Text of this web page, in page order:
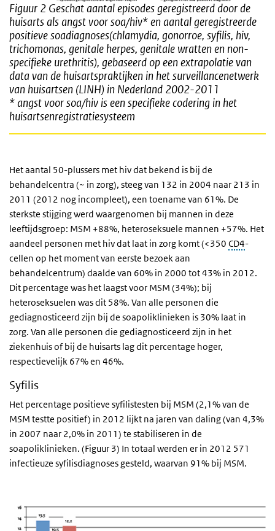
Figuur 2 Geschat aantal episodes geregistreerd door de
huisarts als angst voor soa/hiv* en aantal geregistreerde
positieve soadiagnoses(chlamydia, gonorroe, syfilis, hiv,
trichomonas, genitale herpes, genitale wratten en non-
specifieke urethritis), gebaseerd op een extrapolatie van
data van de huisartspraktijken in het surveillancenetwerk
van huisartsen (LINH) in Nederland 2002-2011
* angst voor soa/hiv is een specifieke codering in het
huisartsenregistratiesysteem
Het aantal 50-plussers met hiv dat bekend is bij de
behandelcentra (~ in zorg), steeg van 132 in 2004 naar 213 in
2011 (2012 nog incompleet), een toename van 61%. De
sterkste stijging werd waargenomen bij mannen in deze
leeftijdsgroep: MSM +88%, heteroseksuele mannen +57%. Het
aandeel personen met hiv dat laat in zorg komt (<350 CD4-
cellen op het moment van eerste bezoek aan
behandelcentrum) daalde van 60% in 2000 tot 43% in 2012.
Dit percentage was het laagst voor MSM (34%); bij
heteroseksuelen was dit 58%. Van alle personen die
gediagnosticeerd zijn bij de soapoliklinieken is 30% laat in
zorg. Van alle personen die gediagnosticeerd zijn in het
ziekenhuis of bij de huisarts lag dit percentage hoger,
respectievelijk 67% en 46%.
Syfilis
Het percentage positieve syfilistesten bij MSM (2,1% van de
MSM testte positief) in 2012 lijkt na jaren van daling (van 4,3%
in 2007 naar 2,0% in 2011) te stabiliseren in de
soapoliklinieken. (Figuur 3) In totaal werden er in 2012 571
infectieuze syfilisdiagnoses gesteld, waarvan 91% bij MSM.